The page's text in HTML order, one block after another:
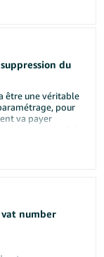
»
sont les
que je dois
donner des
par vous-
du
être une véritable
pour
va payer
n'est plus une.
number